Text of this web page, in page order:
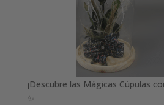
¡Descubre las Mágicas Cúpulas
✨